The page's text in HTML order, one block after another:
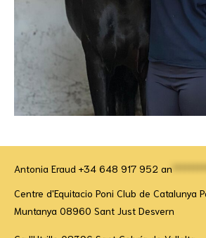
Antonia Eraud +34 648 917 952 an
Centre d'Equitacio Poni Club de Catalunya
Muntanya 08960 Sant Just Desvern